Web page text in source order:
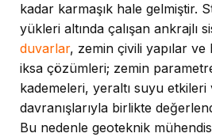
kadar karmaşık hale gelmiştir.
yükleri altında çalışan ankrajlı
duvarlar, zemin çivili yapılar
iksa çözümleri; zemin
kademeleri, yeraltı suyu etkileri
davranışlarıyla birlikte
Bu nedenle geoteknik